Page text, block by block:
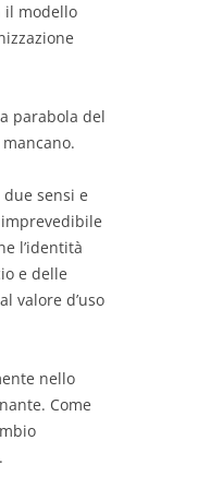
il modello
parabola del
sensi e
l’identità
e delle
valore d’uso
nello
Come